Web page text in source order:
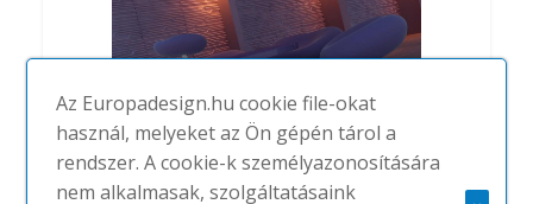
Az Europadesign.hu cookie file-okat
használ, melyeket az Ön gépén tárol a
rendszer. A cookie-k személyazonosítására
nem alkalmasak, szolgáltatásaink